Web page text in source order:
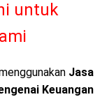
untuk
Jasa
Keuangan